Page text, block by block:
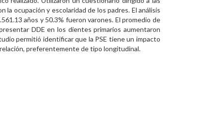
ocupación y escolaridad de los padres. El análisis
años y 50.3% fueron varones. El promedio de
DDE en los dientes primarios aumentaron
permitió identificar que la PSE tiene un impacto
preferentemente de tipo longitudinal.